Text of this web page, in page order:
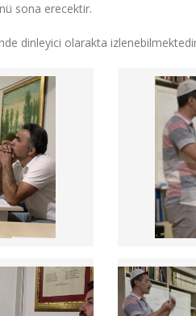
sona erecektir.
dinleyici olarakta